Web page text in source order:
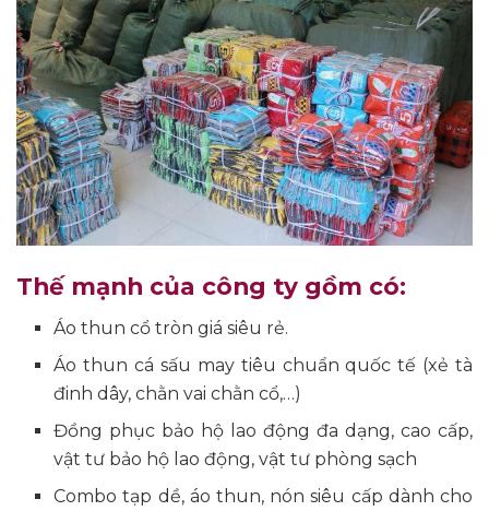
Thế mạnh của công ty gồm có:
Áo thun cổ tròn giá siêu rẻ.
Áo thun cá sấu may tiêu chuẩn quốc tế (xẻ tà
đinh dây, chằn vai chằn cổ,…)
Đồng phục bảo hộ lao động đa dạng, cao cấp,
vật tư bảo hộ lao động, vật tư phòng sạch
Combo tạp dề, áo thun, nón siêu cấp dành cho